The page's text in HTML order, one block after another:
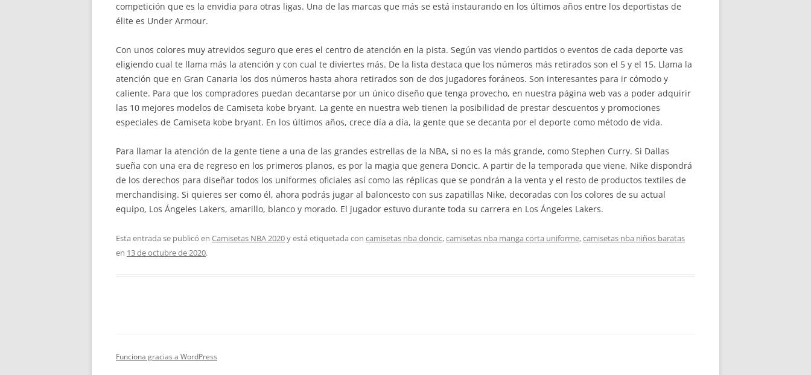
competición que es la envidia para otras ligas. Una de las marcas que más se está instaurando en los últimos años entre los deportistas de
élite es Under Armour.
Con unos colores muy atrevidos seguro que eres el centro de atención en la pista. Según vas viendo partidos o eventos de cada deporte vas
eligiendo cual te llama más la atención y con cual te diviertes más. De la lista destaca que los números más retirados son el 5 y el 15. Llama la
atención que en Gran Canaria los dos números hasta ahora retirados son de dos jugadores foráneos. Son interesantes para ir cómodo y
caliente. Para que los compradores puedan decantarse por un único diseño que tenga provecho, en nuestra página web vas a poder adquirir
las 10 mejores modelos de Camiseta kobe bryant. La gente en nuestra web tienen la posibilidad de prestar descuentos y promociones
especiales de Camiseta kobe bryant. En los últimos años, crece día a día, la gente que se decanta por el deporte como método de vida.
Para llamar la atención de la gente tiene a una de las grandes estrellas de la NBA, si no es la más grande, como Stephen Curry. Si Dallas
sueña con una era de regreso en los primeros planos, es por la magia que genera Doncic. A partir de la temporada que viene, Nike dispondrá
de los derechos para diseñar todos los uniformes oficiales así como las réplicas que se pondrán a la venta y el resto de productos textiles de
merchandising. Si quieres ser como él, ahora podrás jugar al baloncesto con sus zapatillas Nike, decoradas con los colores de su actual
equipo, Los Ángeles Lakers, amarillo, blanco y morado. El jugador estuvo durante toda su carrera en Los Ángeles Lakers.
Esta entrada se publicó en Camisetas NBA 2020y está etiquetada con camisetas nba doncic,camisetas nba manga corta uniforme,camisetas nba niños baratas
en 13 de octubre de 2020.
Funciona gracias a WordPress